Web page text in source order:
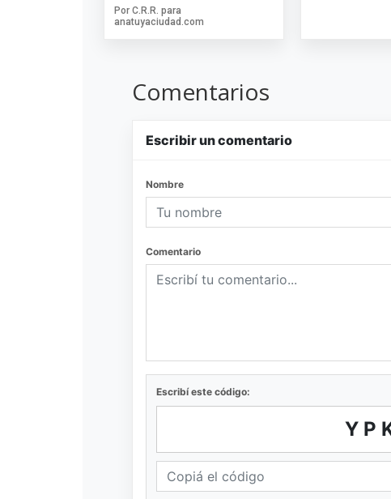
Por C.R.R. para
anatuyaciudad.com
Comentarios
Escribir un comentario
Nombre
Comentario
Escribí este código: